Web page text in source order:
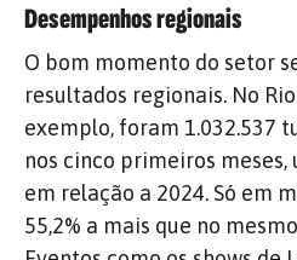
Desempenhos regionais
O bom momento do setor
resultados regionais. No
exemplo, foram 1.032.537
nos cinco primeiros meses,
em relação a 2024. Só em
55,2% a mais que no